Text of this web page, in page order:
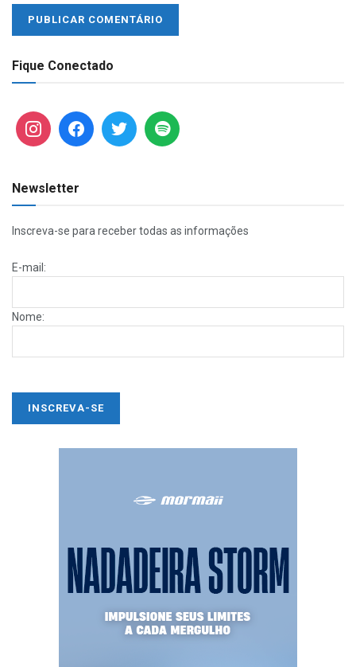
Fique Conectado
Newsletter
Inscreva-se para receber todas as informações
E-mail:
Nome: